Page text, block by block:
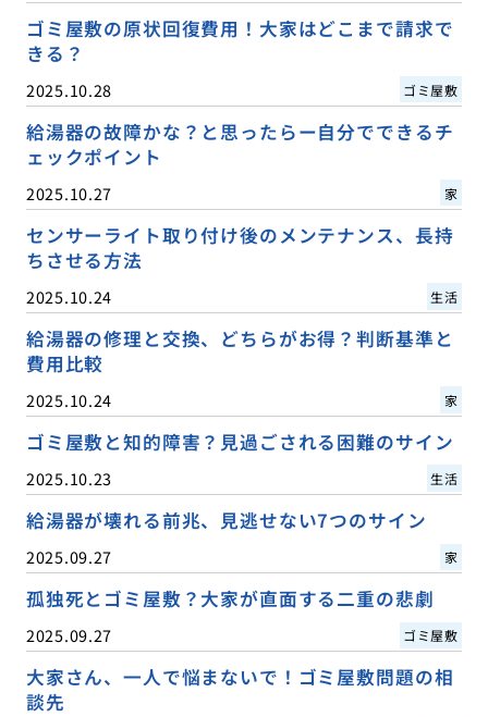
ゴミ屋敷の原状回復費用！大家はどこまで請求で
きる？
2025.10.28 ゴミ屋敷
給湯器の故障かな？と思ったらー自分でできるチ
ェックポイント
2025.10.27 家
センサーライト取り付け後のメンテナンス、長持
ちさせる方法
2025.10.24 生活
給湯器の修理と交換、どちらがお得？判断基準と
費用比較
2025.10.24 家
ゴミ屋敷と知的障害？見過ごされる困難のサイン
2025.10.23 生活
給湯器が壊れる前兆、見逃せない7つのサイン
2025.09.27 家
孤独死とゴミ屋敷？大家が直面する二重の悲劇
2025.09.27 ゴミ屋敷
大家さん、一人で悩まないで！ゴミ屋敷問題の相
談先